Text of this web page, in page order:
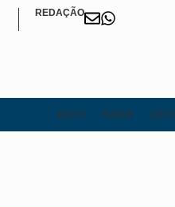
REDAÇÃO
INÍCIO SOBRE